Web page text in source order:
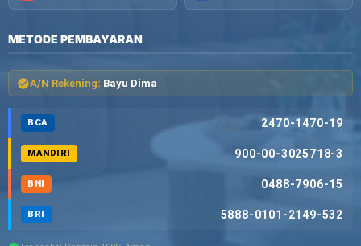
METODE PEMBAYARAN
A/N Rekening: Bayu Dima
BCA 2470-1470-19
MANDIRI 900-00-3025718-3
BNI 0488-7906-15
BRI 5888-0101-2149-532